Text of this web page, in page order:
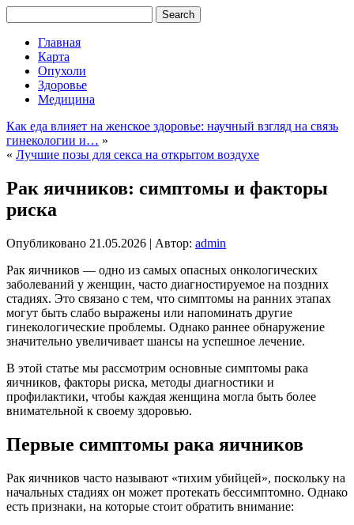
Главная
Карта
Опухоли
Здоровье
Медицина
Как еда влияет на женское здоровье: научный взгляд на связь
гинекологии и… »
« Лучшие позы для секса на открытом воздухе
Рак яичников: симптомы и факторы
риска
Опубликовано 21.05.2026 | Автор: admin
Рак яичников — одно из самых опасных онкологических
заболеваний у женщин, часто диагностируемое на поздних
стадиях. Это связано с тем, что симптомы на ранних этапах
могут быть слабо выражены или напоминать другие
гинекологические проблемы. Однако раннее обнаружение
значительно увеличивает шансы на успешное лечение.
В этой статье мы рассмотрим основные симптомы рака
яичников, факторы риска, методы диагностики и
профилактики, чтобы каждая женщина могла быть более
внимательной к своему здоровью.
Первые симптомы рака яичников
Рак яичников часто называют «тихим убийцей», поскольку на
начальных стадиях он может протекать бессимптомно. Однако
есть признаки, на которые стоит обратить внимание: